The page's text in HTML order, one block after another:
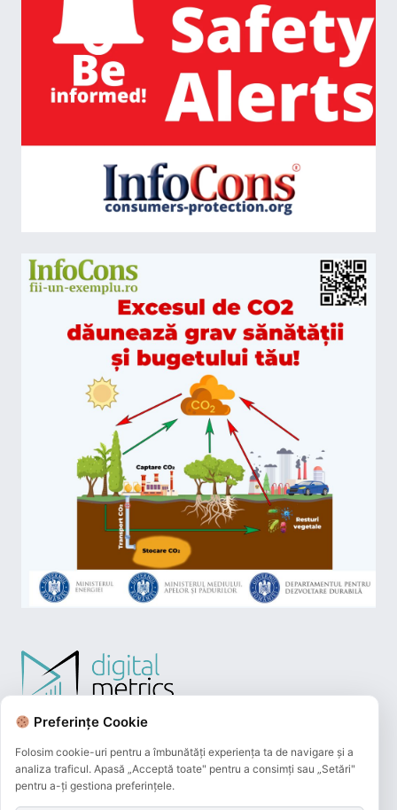
Preferințe Cookie
Folosim cookie-uri pentru a îmbunătăți experiența ta de navigare și a
analiza traficul. Apasă „Acceptă toate" pentru a consimți sau „Setări"
pentru a-ți gestiona preferințele.